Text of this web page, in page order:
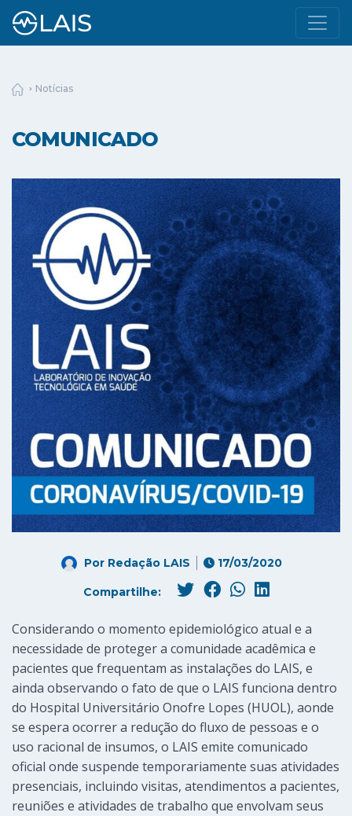
Notícias
COMUNICADO
Por Redação LAIS 17/03/2020
Compartilhe:
Considerando o momento epidemiológico atual e a
necessidade de proteger a comunidade acadêmica e
pacientes que frequentam as instalações do LAIS, e
ainda observando o fato de que o LAIS funciona dentro
do Hospital Universitário Onofre Lopes (HUOL), aonde
se espera ocorrer a redução do fluxo de pessoas e o
uso racional de insumos, o LAIS emite comunicado
oficial onde suspende temporariamente suas atividades
presenciais, incluindo visitas, atendimentos a pacientes,
reuniões e atividades de trabalho que envolvam seus